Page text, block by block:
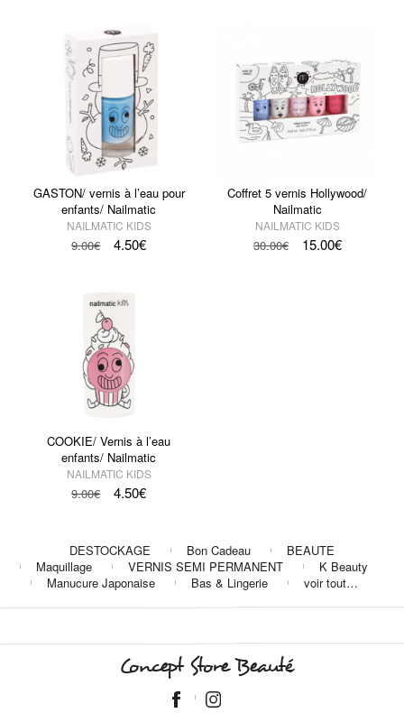
GASTON/ vernis à l’eau pour
enfants/ Nailmatic
NAILMATIC KIDS
9.00€ 4.50€
Coffret 5 vernis Hollywood/
Nailmatic
NAILMATIC KIDS
30.00€ 15.00€
COOKIE/ Vernis à l’eau
enfants/ Nailmatic
NAILMATIC KIDS
9.00€ 4.50€
DESTOCKAGE Bon Cadeau
BEAUTE
Maquillage
VERNIS SEMI PERMANENT
K Beauty
Manucure Japonaise
Bas & Lingerie voir tout…
Concept Store Beauté